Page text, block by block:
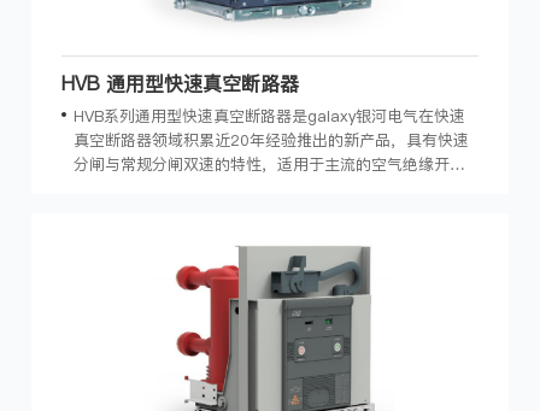
HVB 通用型快速真空断路器
HVB系列通用型快速真空断路器是galaxy银河电气在快速
真空断路器领域积累近20年经验推出的新产品，具有快速
分闸与常规分闸双速的特性，适用于主流的空气绝缘开关